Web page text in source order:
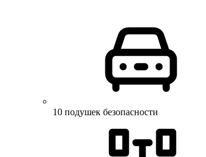
10 подушек безопасности